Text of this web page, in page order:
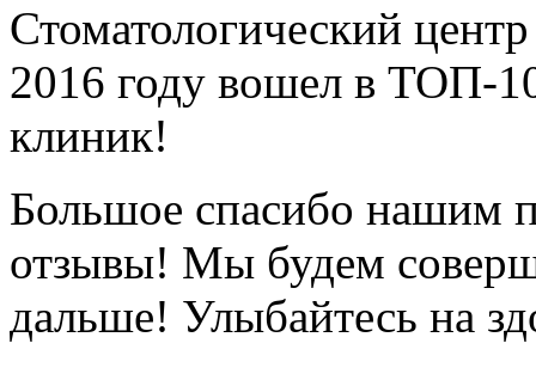
Стоматологический
2016 году вошел в ТОП-
клиник!
Большое спасибо нашим
отзывы! Мы будем
дальше! Улыбайтесь на